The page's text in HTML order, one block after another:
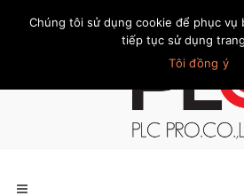
Trang chủ Giới thiệu Khách hàng Liên hệ
Chúng tôi sử dụng cookie để phục vụ
tiếp tục sử dụng
Tôi đồng ý